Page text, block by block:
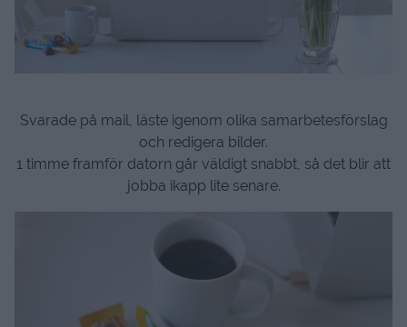
Svarade på mail, läste igenom olika samarbetesförslag
och redigera bilder.
1 timme framför datorn går väldigt snabbt, så det blir att
jobba ikapp lite senare.